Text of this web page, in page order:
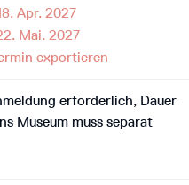
Apr. 2027
Mai. 2027
exportieren
erforderlich, Dauer
Museum muss separat